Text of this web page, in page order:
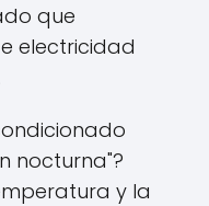
que
electricidad
nocturna"?
y la